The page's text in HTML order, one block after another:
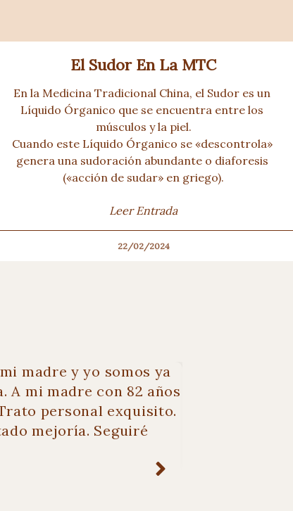
El Sudor En La MTC
En la Medicina Tradicional China, el Sudor es un
Líquido Órganico que se encuentra entre los
músculos y la piel.
Cuando este Líquido Órganico se «descontrola»
genera una sudoración abundante o diaforesis
(«acción de sudar» en griego).
Leer Entrada
22/02/2024
madre y yo somos ya
A mi madre con 82 años
personal exquisito.
mejoría. Seguiré